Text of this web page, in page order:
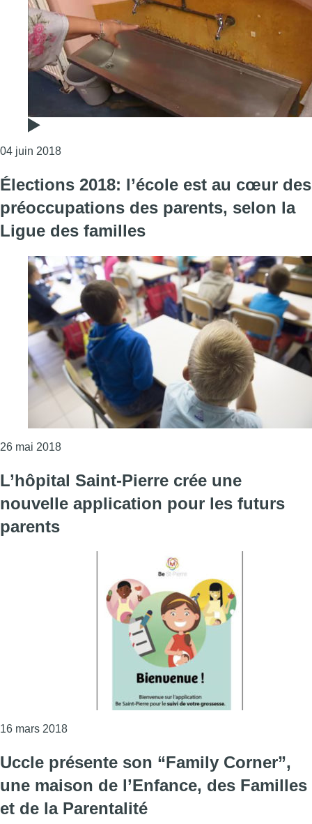
04 juin 2018Consulter l'article "Molenbeek: l’école du
Élections 2018: l’école est au cœur des
préoccupations des parents, selon la
Ligue des familles
26 mai 2018Consulter l'article "Élections 2018: l’école est au
L’hôpital Saint-Pierre crée une
nouvelle application pour les futurs
parents
16 mars 2018Consulter l'article "L’hôpital Saint-Pierre crée
Uccle présente son “Family Corner”,
une maison de l’Enfance, des Familles
et de la Parentalité